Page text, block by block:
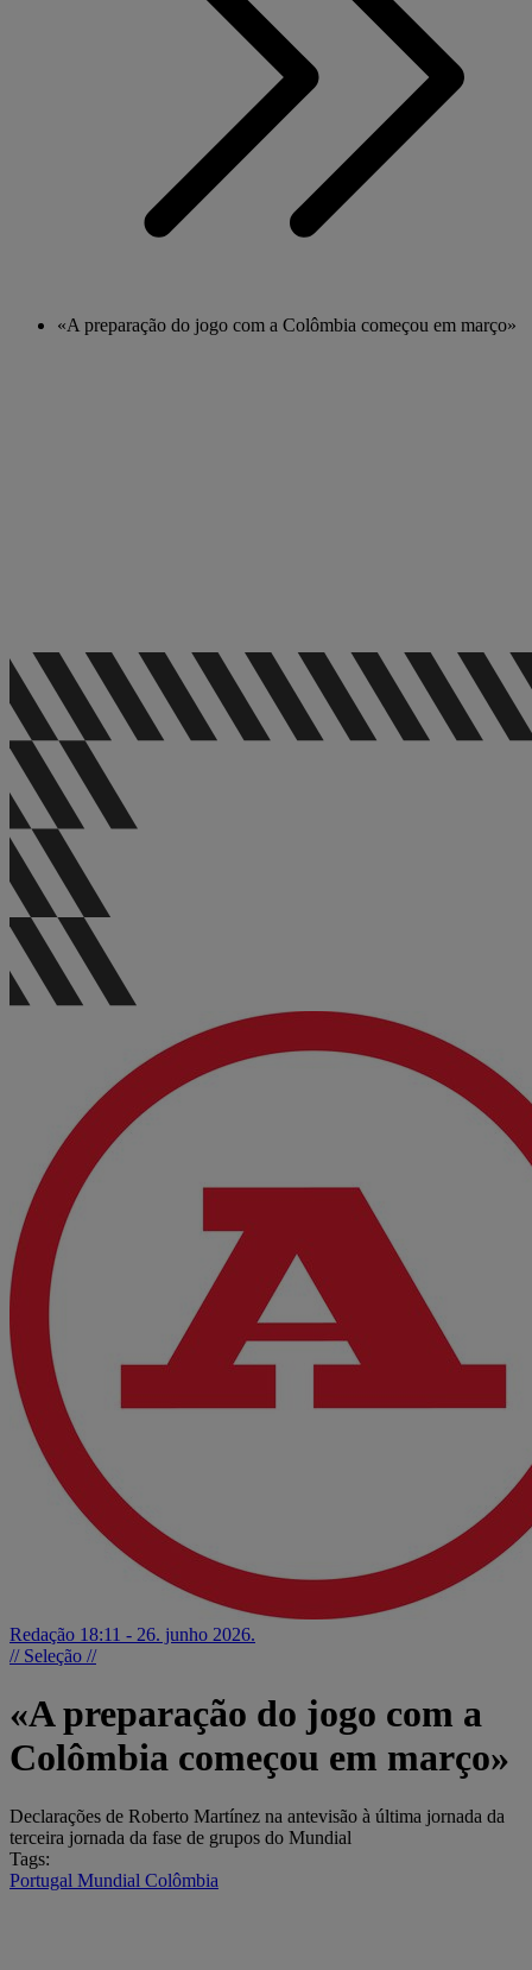
«A preparação do jogo com a Colômbia começou em março»
Redação 18:11 - 26. junho 2026.
// Seleção //
«A preparação do jogo com a
Colômbia começou em março»
Declarações de Roberto Martínez na antevisão à última jornada da
terceira jornada da fase de grupos do Mundial
Tags:
Portugal Mundial Colômbia